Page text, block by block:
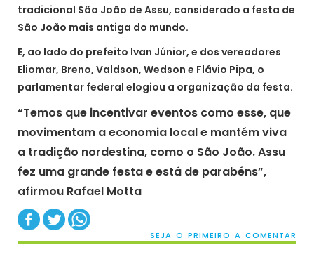
tradicional São João de Assu, considerado a festa de
São João mais antiga do mundo.
E, ao lado do prefeito Ivan Júnior, e dos vereadores
Eliomar, Breno, Valdson, Wedson e Flávio Pipa, o
parlamentar federal elogiou a organização da festa.
“Temos que incentivar eventos como esse, que
movimentam a economia local e mantém viva
a tradição nordestina, como o São João. Assu
fez uma grande festa e está de parabéns”,
afirmou Rafael Motta
SEJA O PRIMEIRO A COMENTAR